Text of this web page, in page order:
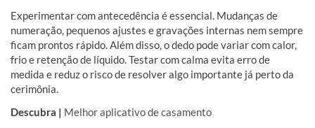
Experimentar com antecedência é essencial. Mudanças de
numeração, pequenos ajustes e gravações internas nem sempre
ficam prontos rápido. Além disso, o dedo pode variar com calor,
frio e retenção de líquido. Testar com calma evita erro de
medida e reduz o risco de resolver algo importante já perto da
cerimônia.
Descubra | Melhor aplicativo de casamento